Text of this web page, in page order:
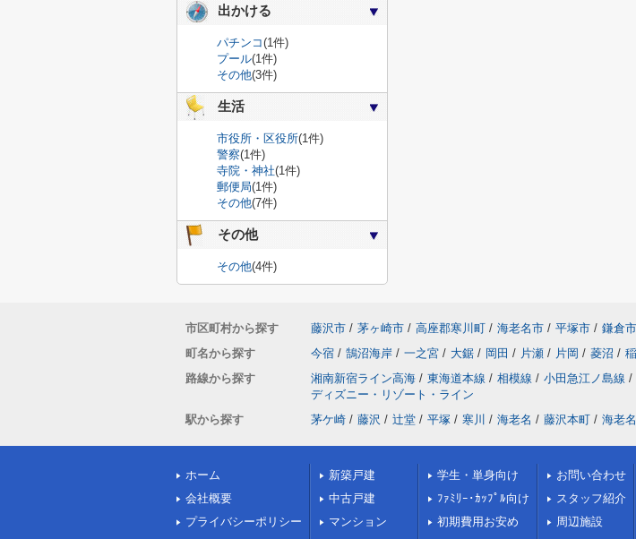
出かける
パチンコ(1件)
プール(1件)
その他(3件)
生活
市役所・区役所(1件)
警察(1件)
寺院・神社(1件)
郵便局(1件)
その他(7件)
その他
その他(4件)
市区町村から探す 藤沢市 / 茅ヶ崎市 / 高座郡寒川町 / 海老名市 / 平塚市 / 鎌倉市
町名から探す
今宿 / 鵠沼海岸 / 一之宮 / 大鋸 / 岡田 / 片瀬 / 片岡 / 菱沼 /
路線から探す
湘南新宿ライン高海 / 東海道本線 / 相模線 / 小田急江ノ島線 /
ディズニー・リゾート・ライン
駅から探す
茅ケ崎 / 藤沢 / 辻堂 / 平塚 / 寒川 / 海老名 / 藤沢本町 / 海老名
ホーム
会社概要
プライバシーポリシー
新築戸建
中古戸建
マンション
学生・単身向け
ﾌｧﾐﾘｰ･ｶｯﾌﾟﾙ向け
初期費用お安め
お問い合わせ
スタッフ紹介
周辺施設